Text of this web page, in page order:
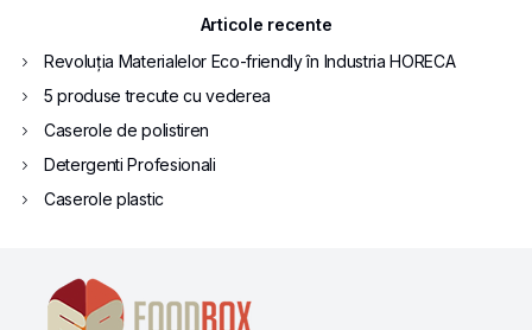
Articole recente
Revoluția Materialelor Eco-friendly în Industria HORECA
5 produse trecute cu vederea
Caserole de polistiren
Detergenti Profesionali
Caserole plastic